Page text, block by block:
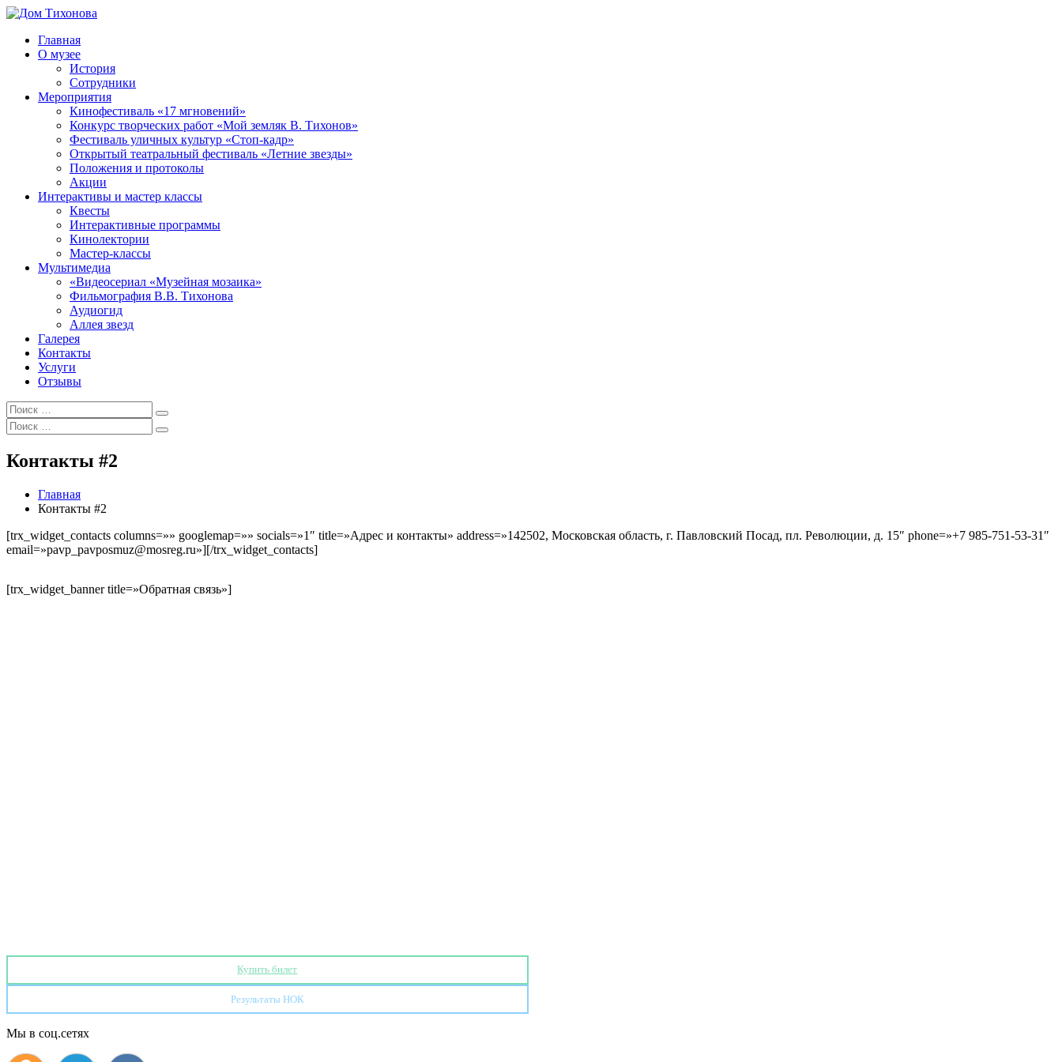
Перейти
содержимому
Дом
Тихонова
ППМВК
Главная
О музее
История
Сотрудники
Мероприятия
Кинофестиваль «17 мгновений»
Конкурс творческих работ «Мой земляк В. Тихонов»
Фестиваль уличных культур «Стоп-кадр»
Открытый театральный фестиваль «Летние звезды»
Положения и протоколы
Акции
Интерактивы и мастер классы
Квесты
Интерактивные программы
Кинолектории
Мастер-классы
Мультимедиа
«Видеосериал «Музейная мозаика»
Фильмография В.В. Тихонова
Аудиогид
Аллея звезд
Галерея
Контакты
Услуги
Отзывы
Искать:
Поиск
Искать:
Поиск
Контакты #2
Главная
Контакты #2
[trx_widget_contacts columns=»» googlemap=»» socials=»1″ title=»Адрес и контакты» address=»142502, Московская область, г. Павловский Посад, пл. Революции, д. 15″ phone=»+7 985-751-53-31″
email=»pavp_pavposmuz@mosreg.ru»][/trx_widget_contacts]
[trx_widget_banner title=»Обратная связь»]
Купить билет
Результаты НОК
Мы в соц.сетях